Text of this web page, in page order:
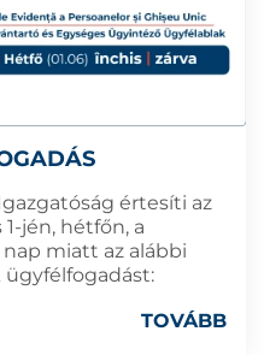
értesíti az
jén, hétfőn, a
miatt az alábbi
TOVÁBB